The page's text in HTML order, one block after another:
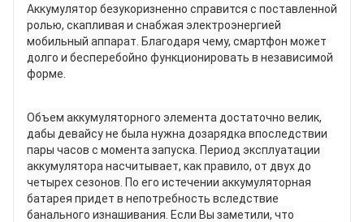
Аккумулятор безукоризненно справится с поставленной
ролью, скапливая и снабжая электроэнергией
мобильный аппарат. Благодаря чему, смартфон может
долго и бесперебойно функционировать в независимой
форме.
Объем аккумуляторного элемента достаточно велик,
дабы девайсу не была нужна дозарядка впоследствии
пары часов с момента запуска. Период эксплуатации
аккумулятора насчитывает, как правило, от двух до
четырех сезонов. По его истечении аккумуляторная
батарея придет в непотребность вследствие
банального изнашивания. Если Вы заметили, что